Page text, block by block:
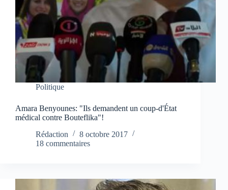
Politique
Amara Benyounes: "Ils demandent un coup-d'État
médical contre Bouteflika"!
Rédaction
8 octobre 2017
18 commentaires